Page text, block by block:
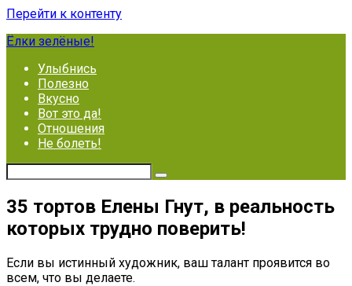
Перейти к контенту
Ёлки зелёные!
Улыбнись
Полезно
Вкусно
Вот это да!
Отношения
Не болеть!
35 тортов Елены Гнут, в реальность
которых трудно поверить!
Если вы истинный художник, ваш талант проявится во
всем, что вы делаете.